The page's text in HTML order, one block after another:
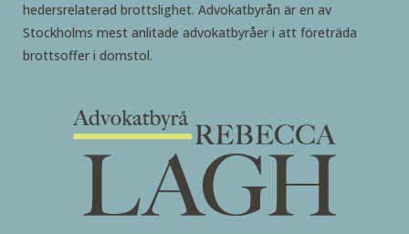
hedersrelaterad brottslighet. Advokatbyrån är en av
Stockholms mest anlitade advokatbyråer i att företräda
brottsoffer i domstol.